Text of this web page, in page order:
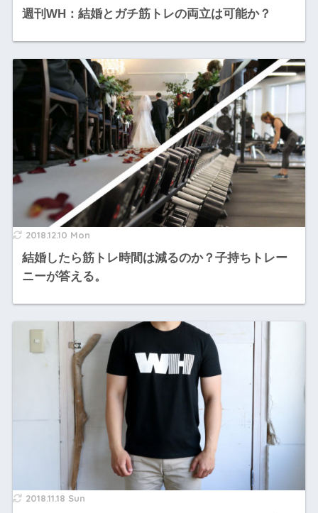
週刊WH：結婚とガチ筋トレの両立は可能か？
2018.12.10 Mon
結婚したら筋トレ時間は減るのか？子持ちトレー
ニーが答える。
2018.11.18 Sun